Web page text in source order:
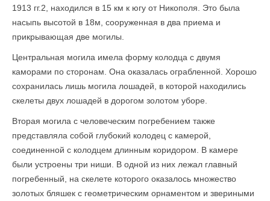
1913 гг.2, находился в 15 км к югу от Никополя. Это была
насыпь высотой в 18м, сооруженная в два приема и
прикрывающая две могилы.
Центральная могила имела форму колодца с двумя
каморами по сторонам. Она оказалась ограбленной. Хорошо
сохранилась лишь могила лошадей, в которой находились
скелеты двух лошадей в дорогом золотом уборе.
Вторая могила с человеческим погребением также
представляла собой глубокий колодец с камерой,
соединенной с колодцем длинным коридором. В камере
были устроены три ниши. В одной из них лежал главный
погребенный, на скелете которого оказалось множество
золотых бляшек с геометрическим орнаментом и звериными